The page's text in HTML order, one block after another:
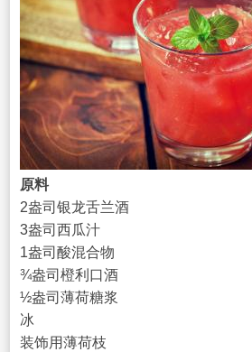
原料
2盎司银龙舌兰酒
3盎司西瓜汁
1盎司酸混合物
¾盎司橙利口酒
½盎司薄荷糖浆
冰
装饰用薄荷枝